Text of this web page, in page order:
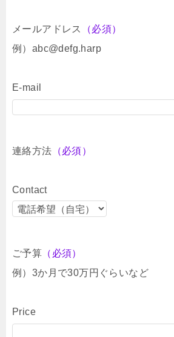
メールアドレス
（必須）
例）abc@defg.harp
E-mail
連絡方法 （必須）
Contact
ご予算 （必須）
例）3か月で30万円ぐらいなど
Price